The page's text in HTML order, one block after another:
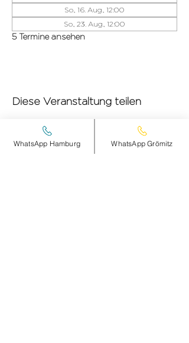
So., 16. Aug., 12:00
So., 23. Aug., 12:00
5 Termine ansehen
Diese Veranstaltung teilen
WhatsApp Hamburg WhatsApp Grömitz